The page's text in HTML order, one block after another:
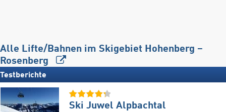
Alle Lifte/Bahnen im Skigebiet Hohenberg –
Rosenberg
Testberichte
Ski Juwel Alpbachtal